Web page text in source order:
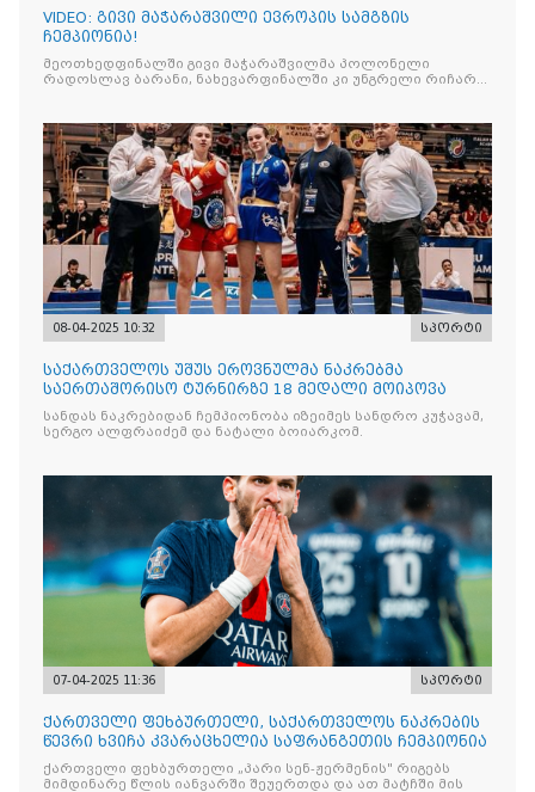
VIDEO: გივი მაჭარაშვილი ევროპის სამგზის
ჩემპიონია!
მეოთხედფინალში გივი მაჭარაშვილმა პოლონელი
რადოსლავ ბარანი, ნახევარფინალში კი უნგრელი რიჩარდ
08-04-2025 10:32 სპორტი
საქართველოს უშუს ეროვნულმა ნაკრებმა
საერთაშორისო ტურნირზე 18 მედალი მოიპოვა
სანდას ნაკრებიდან ჩემპიონობა იზეიმეს სანდრო კუჭავამ,
სერგო ალფრაიძემ და ნატალი ბოიარკომ.
07-04-2025 11:36 სპორტი
ქართველი ფეხბურთელი, საქართველოს ნაკრების
წევრი ხვიჩა კვარაცხელია საფრანგეთის ჩემპიონია
ქართველი ფეხბურთელი „პარი სენ-ჟერმენის" რიგებს
მიმდინარე წლის იანვარში შეუერთდა და ათ მატჩში მის